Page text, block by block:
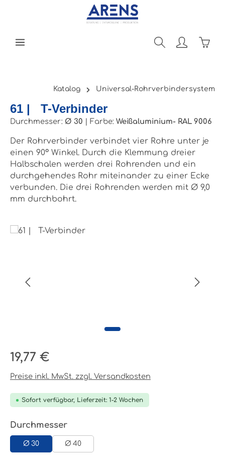
Zum Hauptinhalt springen
Katalog Universal-Rohrverbindersystem
61 | T-Verbinder
Durchmesser: Ø 30 Farbe: Weißaluminium- RAL 9006
Der Rohrverbinder verbindet vier Rohre unter je
einen 90° Winkel. Durch die Klemmung dreier
Halbschalen werden drei Rohrenden und ein
durchgehendes Rohr miteinander zu einer Ecke
verbunden. Die drei Rohrenden werden mit Ø 9,0
mm durchbohrt.
Bildergalerie überspringen
Regulärer Preis:
19,77 €
Preise inkl. MwSt. zzgl. Versandkosten
Sofort verfügbar, Lieferzeit: 1-2 Wochen
Durchmesserauswählen
Ø 30 Ø 40